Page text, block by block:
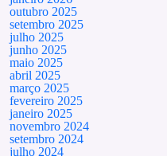
outubro 2025
setembro 2025
julho 2025
junho 2025
maio 2025
abril 2025
março 2025
fevereiro 2025
janeiro 2025
novembro 2024
setembro 2024
julho 2024